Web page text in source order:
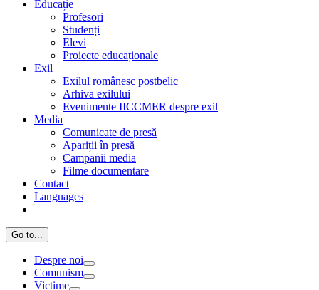
Educație
Profesori
Studenți
Elevi
Proiecte educaționale
Exil
Exilul românesc postbelic
Arhiva exilului
Evenimente IICCMER despre exil
Media
Comunicate de presă
Apariții în presă
Campanii media
Filme documentare
Contact
Languages
Go to...
Despre noi
Comunism
Victime